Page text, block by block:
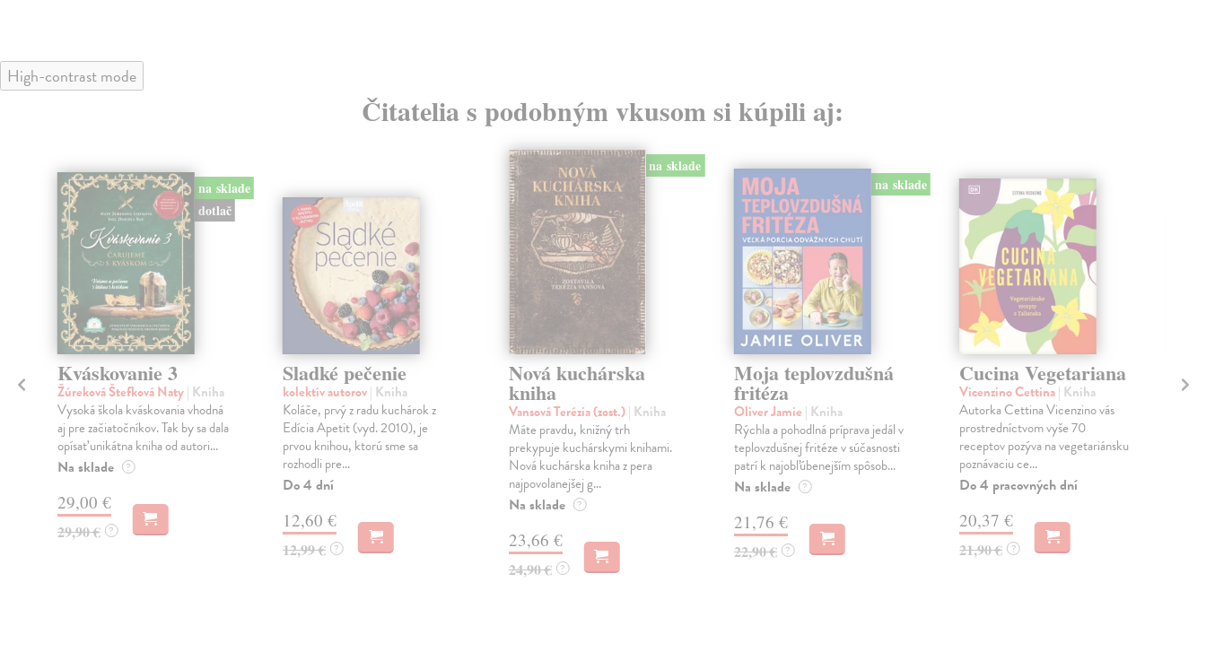
High-contrast mode
Čitatelia s podobným vkusom si kúpili aj:
na sklade
dotlač
Kváskovanie 3
Žúreková Štefková Naty| Kniha
Vysoká škola kváskovania vhodná
aj pre začiatočníkov. Tak by sa dala
opísať unikátna kniha od autori...
Na sklade ?
29,00 €
29,90 € ?
Sladké pečenie
kolektív autorov| Kniha
Koláče, prvý z radu kuchárok z
Edícia Apetit (vyd. 2010), je
prvou knihou, ktorú sme sa
rozhodli pre...
Do 4 dní
12,60 €
12,99 € ?
na sklade
Nová kuchárska
kniha
Vansová Terézia (zost.)| Kniha
Máte pravdu, knižný trh
prekypuje kuchárskymi knihami.
Nová kuchárska kniha z pera
najpovolanejšej g...
Na sklade ?
23,66 €
24,90 € ?
na sklade
Moja teplovzdušná
fritéza
Oliver Jamie | Kniha
Rýchla a pohodlná príprava jedál v
teplovzdušnej fritéze v súčasnosti
patrí k najobľúbenejším spôsob...
Na sklade ?
21,76 €
22,90 € ?
Cucina Vegetariana
Vicenzino Cettina| Kniha
Autorka Cettina Vicenzino vás
prostredníctvom vyše 70
receptov pozýva na vegetariánsku
poznávaciu ce...
Do 4 pracovných dní
20,37 €
21,90 € ?